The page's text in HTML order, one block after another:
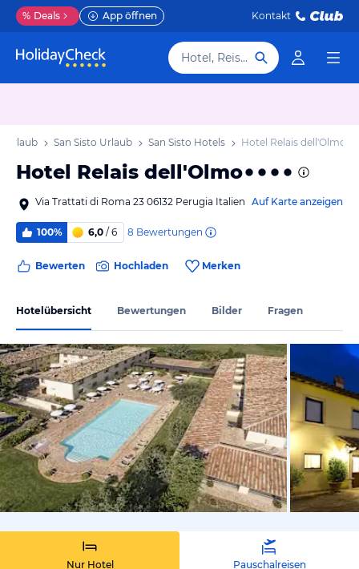
% Deals App öffnen Kontakt
Hotel, Reiseziel
Urlaub San Sisto Urlaub San Sisto Hotels Hotel Relais dell'Olmo
Hotel Relais dell'Olmo
Via Trattati di Roma 23 06132 Perugia Italien Auf Karte anzeigen
100% 6,0 / 6 8 Bewertungen
Bewerten Hochladen Merken
Hotelübersicht Bewertungen Bilder Fragen
von
Nur Hotel Pauschalreisen